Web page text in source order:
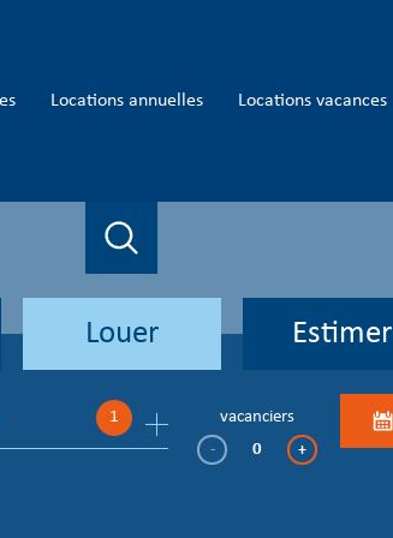
locations annuelles locations vacances
Louer
à l'année
Estimer
1
vacanciers
-
+